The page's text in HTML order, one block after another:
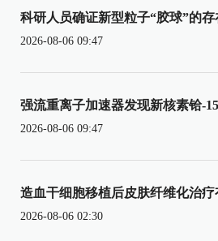
科研人员确证新型粒子“胶球”的存
2026-08-06 09:47
强流重离子加速器发现新核素铪-
2026-08-06 09:47
造血干细胞移植后皮肤纤维化治疗
2026-08-06 02:30